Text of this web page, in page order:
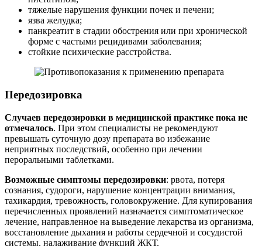
тяжелые нарушения функции почек и печени;
язва желудка;
панкреатит в стадии обострения или при хронической
форме с частыми рецидивами заболевания;
стойкие психические расстройства.
Передозировка
Случаев передозировки в медицинской практике пока не
отмечалось. При этом специалисты не рекомендуют
превышать суточную дозу препарата во избежание
неприятных последствий, особенно при лечении
пероральными таблетками.
Возможные симптомы передозировки: рвота, потеря
сознания, судороги, нарушение концентрации внимания,
тахикардия, тревожность, головокружение. Для купирования
перечисленных проявлений назначается симптоматическое
лечение, направленное на выведение лекарства из организма,
восстановление дыхания и работы сердечной и сосудистой
системы, налаживание функций ЖКТ.